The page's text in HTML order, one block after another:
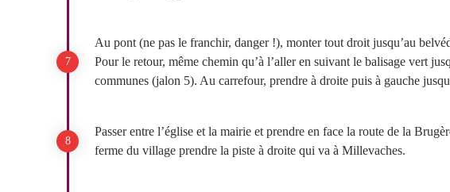
Au pont (ne pas le franchir, danger !), monter tout droit jusqu’au
Pour le retour, même chemin qu’à l’aller en suivant le balisage vert
communes (jalon 5). Au carrefour, prendre à droite puis à gauche
Passer entre l’église et la mairie et prendre en face la route de la
ferme du village prendre la piste à droite qui va à Millevaches.